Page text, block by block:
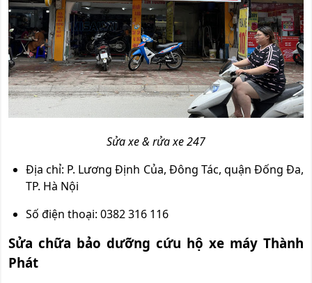
Sửa xe & rửa xe 247
Địa chỉ: P. Lương Định Của, Đông Tác, quận Đống Đa,
TP. Hà Nội
Số điện thoại: 0382 316 116
Sửa chữa bảo dưỡng cứu hộ xe máy Thành
Phát